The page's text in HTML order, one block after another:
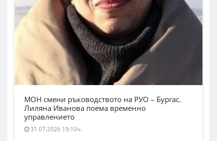
МОН смени ръководството на РУО – Бургас.
Лиляна Иванова поема временно
управлението
31.07.2026 19:10ч.